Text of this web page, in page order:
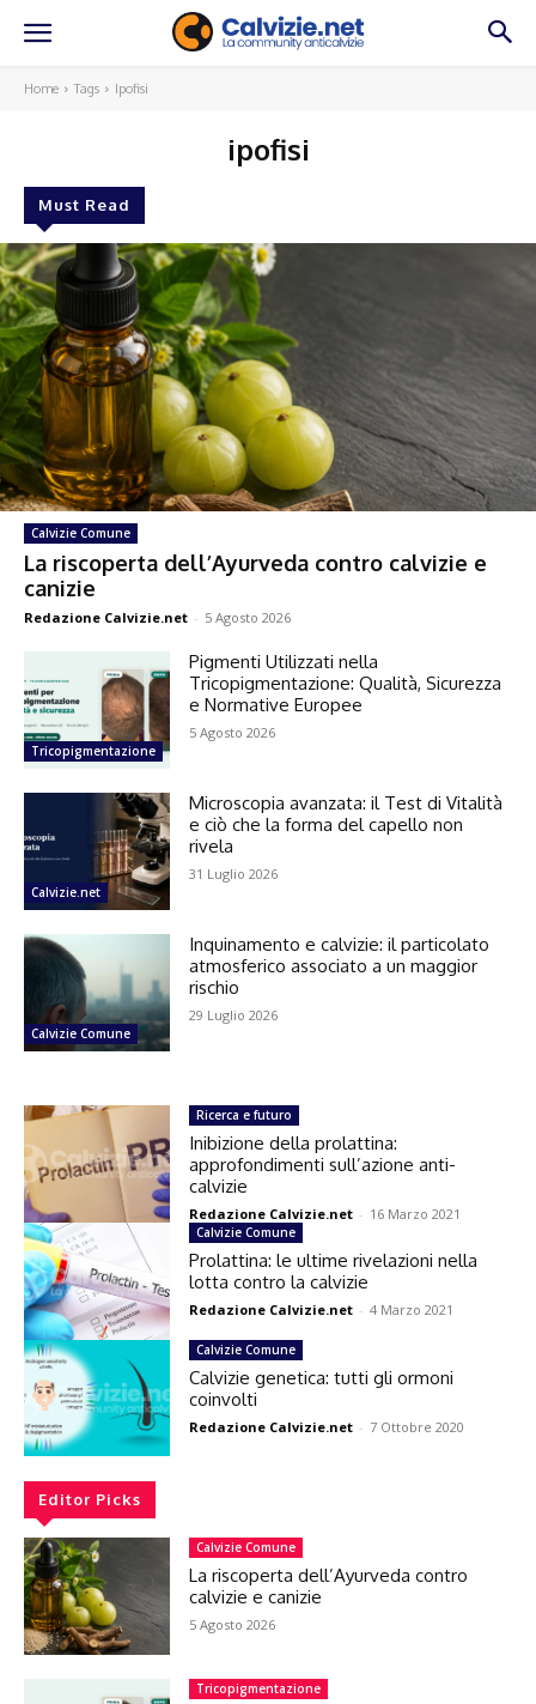
Home Tags Ipofisi
ipofisi
Must Read
Calvizie Comune
La riscoperta dell’Ayurveda contro calvizie e
canizie
Redazione Calvizie.net - 5 Agosto 2026
Tricopigmentazione
Pigmenti Utilizzati nella
Tricopigmentazione: Qualità, Sicurezza
e Normative Europee
5 Agosto 2026
Calvizie.net
Microscopia avanzata: il Test di Vitalità
e ciò che la forma del capello non
rivela
31 Luglio 2026
Calvizie Comune
Inquinamento e calvizie: il particolato
atmosferico associato a un maggior
rischio
29 Luglio 2026
Ricerca e futuro
Inibizione della prolattina:
approfondimenti sull’azione anti-
calvizie
Redazione Calvizie.net - 16 Marzo 2021
Calvizie Comune
Prolattina: le ultime rivelazioni nella
lotta contro la calvizie
Redazione Calvizie.net - 4 Marzo 2021
Calvizie Comune
Calvizie genetica: tutti gli ormoni
coinvolti
Redazione Calvizie.net - 7 Ottobre 2020
Editor Picks
Calvizie Comune
La riscoperta dell’Ayurveda contro
calvizie e canizie
5 Agosto 2026
Tricopigmentazione